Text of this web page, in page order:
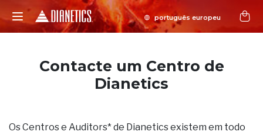
Contacte um Centro de
Dianetics
Os Centros e Auditors* de Dianetics existem em todo